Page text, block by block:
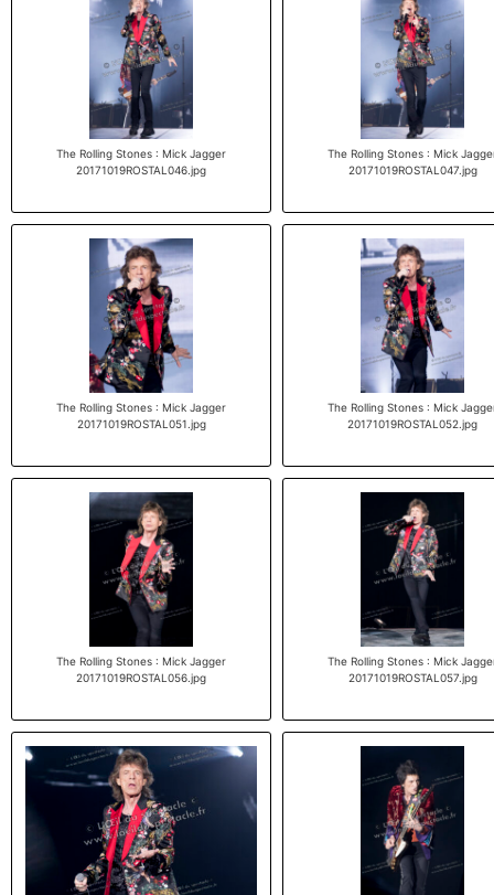
The Rolling Stones : Mick Jagger
20171019ROSTAL046.jpg
The Rolling Stones : Mick
20171019ROSTAL047.jpg
The Rolling Stones : Mick Jagger
20171019ROSTAL051.jpg
The Rolling Stones : Mick
20171019ROSTAL052.jpg
The Rolling Stones : Mick Jagger
20171019ROSTAL056.jpg
The Rolling Stones : Mick
20171019ROSTAL057.jpg